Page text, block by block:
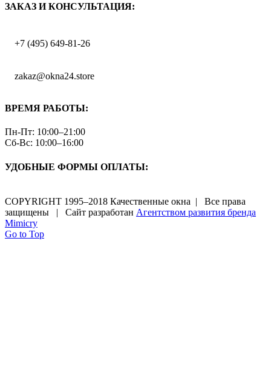
ЗАКАЗ И КОНСУЛЬТАЦИЯ:
+7 (495) 649-81-26
zakaz@okna24.store
ВРЕМЯ РАБОТЫ:
Пн-Пт: 10:00–21:00
Сб-Вс: 10:00–16:00
УДОБНЫЕ ФОРМЫ ОПЛАТЫ:
COPYRIGHT 1995–2018 Качественные окна | Все права
защищены | Сайт разработан Агентством развития бренда
Mimicry
Go to Top